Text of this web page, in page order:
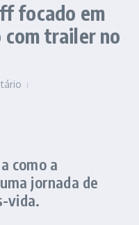
focado em
com trailer no
como a
jornada de
vida.